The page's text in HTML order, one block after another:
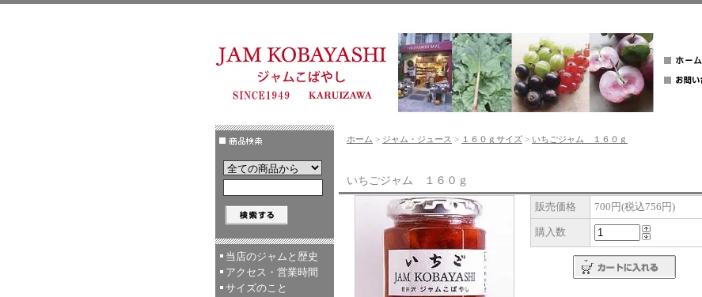
当店のジャムと歴史
アクセス・営業時間
サイズのこと
ホーム > ジャム・ジュース > １６０ｇサイズ > いちごジャム １６０ｇ
いちごジャム １６０ｇ
販売価格 700円(税込756円)
購入数